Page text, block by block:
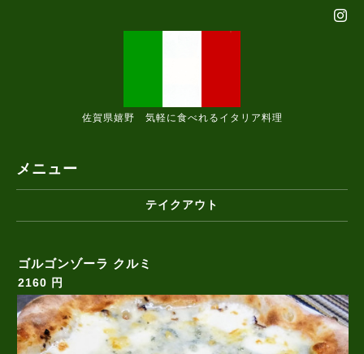
佐賀県嬉野 気軽に食べれるイタリア料理
メニュー
テイクアウト
ゴルゴンゾーラ クルミ
2160 円